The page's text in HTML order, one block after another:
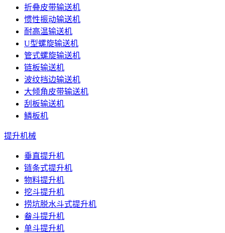
折叠皮带输送机
惯性振动输送机
耐高温输送机
U型螺旋输送机
管式螺旋输送机
链板输送机
波纹挡边输送机
大倾角皮带输送机
刮板输送机
鳞板机
提升机械
垂直提升机
链条式提升机
物料提升机
挖斗提升机
捞坑脱水斗式提升机
畚斗提升机
单斗提升机